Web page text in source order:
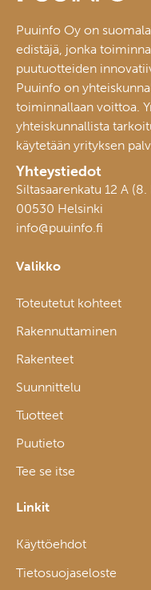
Puuinfo Oy on
edistäjä, jonka
puutuotteiden
Puuinfo on
toiminnallaan voittoa.
yhteiskunnallista
käytetään yrityksen
Yhteystiedot
Siltasaarenkatu 12 A
00530 Helsinki
info@puuinfo.fi
Valikko
Toteutetut kohteet
Rakennuttaminen
Rakenteet
Suunnittelu
Tuotteet
Puutieto
Tee se itse
Linkit
Käyttöehdot
Tietosuojaseloste